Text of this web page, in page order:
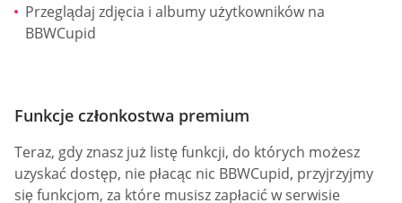
Przeglądaj zdjęcia i albumy użytkowników na
BBWCupid
Funkcje członkostwa premium
Teraz, gdy znasz już listę funkcji, do których możesz
uzyskać dostęp, nie płacąc nic BBWCupid, przyjrzyjmy
się funkcjom, za które musisz zapłacić w serwisie